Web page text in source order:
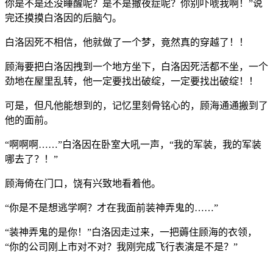
你是不是还没睡醒呢？是不是撒夜症呢？你别吓唬我啊！”说
完还摸摸白洛因的后脑勺。
白洛因死不相信，他就做了一个梦，竟然真的穿越了！！
顾海要把白洛因拽到一个地方坐下，白洛因死活都不坐，一个
劲地在屋里乱转，他一定要找出破绽，一定要找出破绽！！
可是，但凡他能想到的，记忆里刻骨铭心的，顾海通通搬到了
他的面前。
“啊啊啊……”白洛因在卧室大吼一声，“我的军装，我的军装
哪去了？！”
顾海倚在门口，饶有兴致地看着他。
“你是不是想逃学啊？才在我面前装神弄鬼的……”
“装神弄鬼的是你！”白洛因走过来，一把薅住顾海的衣领，
“你的公司刚上市对不对？我刚完成飞行表演是不是？”